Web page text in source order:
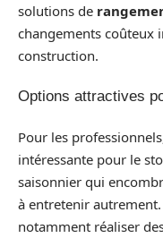
solutions de
changements coûteux
construction.
Options attractives
Pour les
intéressante pour le
saisonnier qui
à entretenir
notamment réaliser